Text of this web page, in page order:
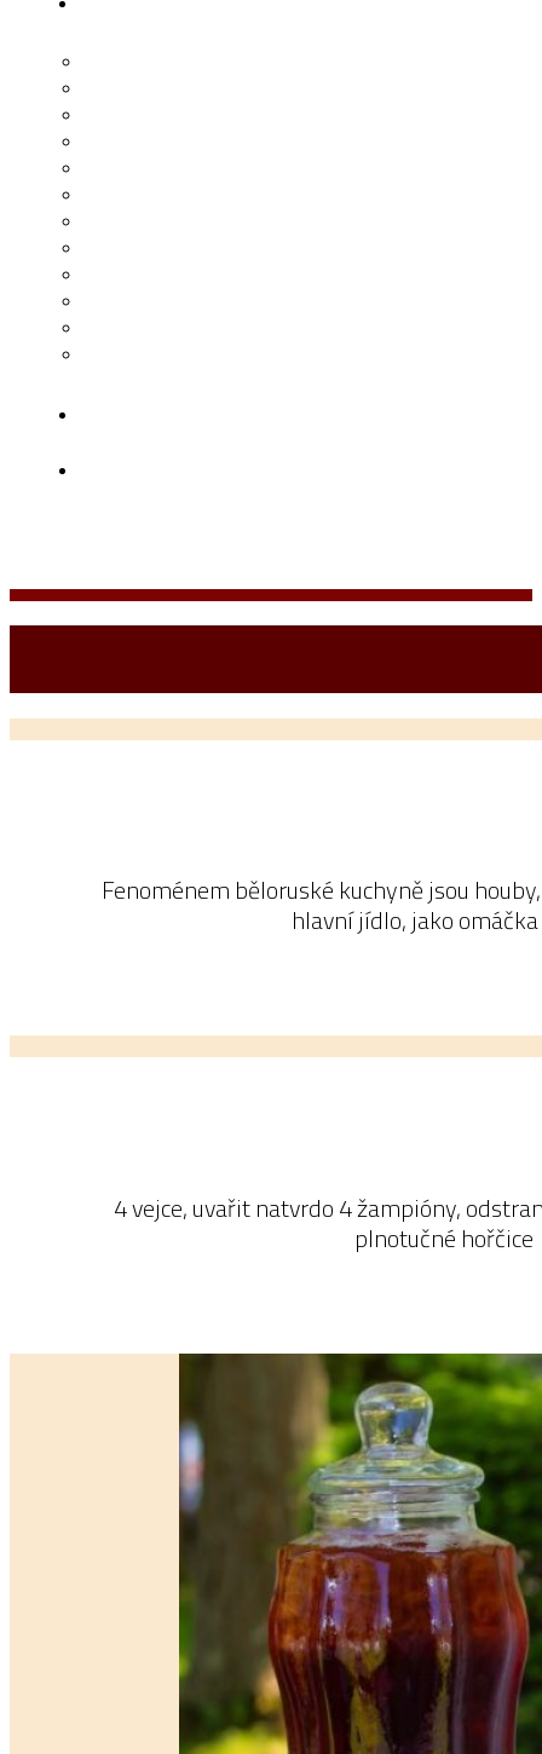
Fenoménem běloruské kuchyně jsou
hlavní jídlo, jako
4 vejce, uvařit natvrdo 4 žampióny,
plnotučné